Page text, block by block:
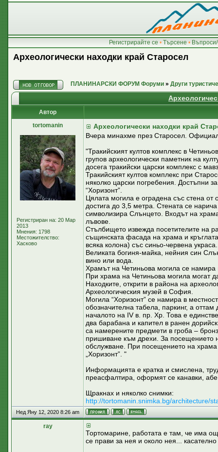
Регистрирайте се • Търсене •
Археологически находки край Старосел
ПЛАНИНАРСКИ ФОРУМ Форуми » Други
Автор
tortomanin
Регистриран на: 20 Мар
2013
Мнения: 1798
Местожителство:
Хасково
Археологически находки край
Вчера минахме през Старосел.
"Тракийският култов комплекс в
групов археологически паметник на
досега тракийски царски комплекс с
Тракийският култов комплекс при
няколко царски погребения. Достъпни
“Хоризонт”.
Цялата могила е оградена със стена
достига до 3,5 метра. Стената се
символизира Слънцето. Входът на
лъвове.
Стълбището извежда посетителите на
същинската фасада на храма и
всяка колона) със синьо-червена
Великата богиня-майка, нейния син
вино или вода.
Храмът на Четиньова могила се
При храма на Четиньова могила могат
Находките, открити в района на
Археологическия музей в София.
Могила “Хоризонт” се намира в
обозначителна табела, паркинг, а
началото на ІV в. пр. Хр. Това е
два барабана и капител в ранен
са намерените предмети в гроба –
пришиване към дрехи. За посещението
обслужване. При посещението на
„Хоризонт”. "
Информацията е кратка и смислена,
преасфалтира, оформят се канавки,
Щракнах и няколко снимки:
http://tortomanin.snimka.bg/architecture/
Нед Яну 12, 2020 8:26 am
ray
Тортомарине, работата е там, че има
се прави за нея и около нея...